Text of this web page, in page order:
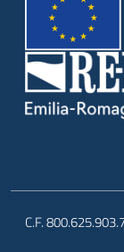
C.F.